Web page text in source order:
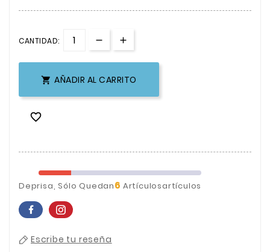
CANTIDAD:
 AÑADIR AL CARRITO

Deprisa, Sólo Quedan6 Artículosartículos
Escribe tu reseña